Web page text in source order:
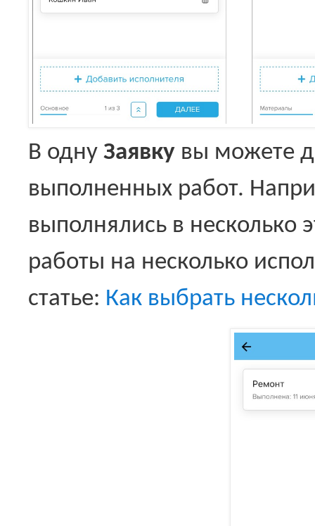
В одну Заявку вы можете
выполненных работ.
выполнялись в несколько
работы на несколько
статье: Как выбрать